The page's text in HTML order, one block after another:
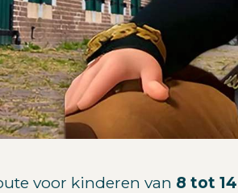
voor kinderen van 8 tot